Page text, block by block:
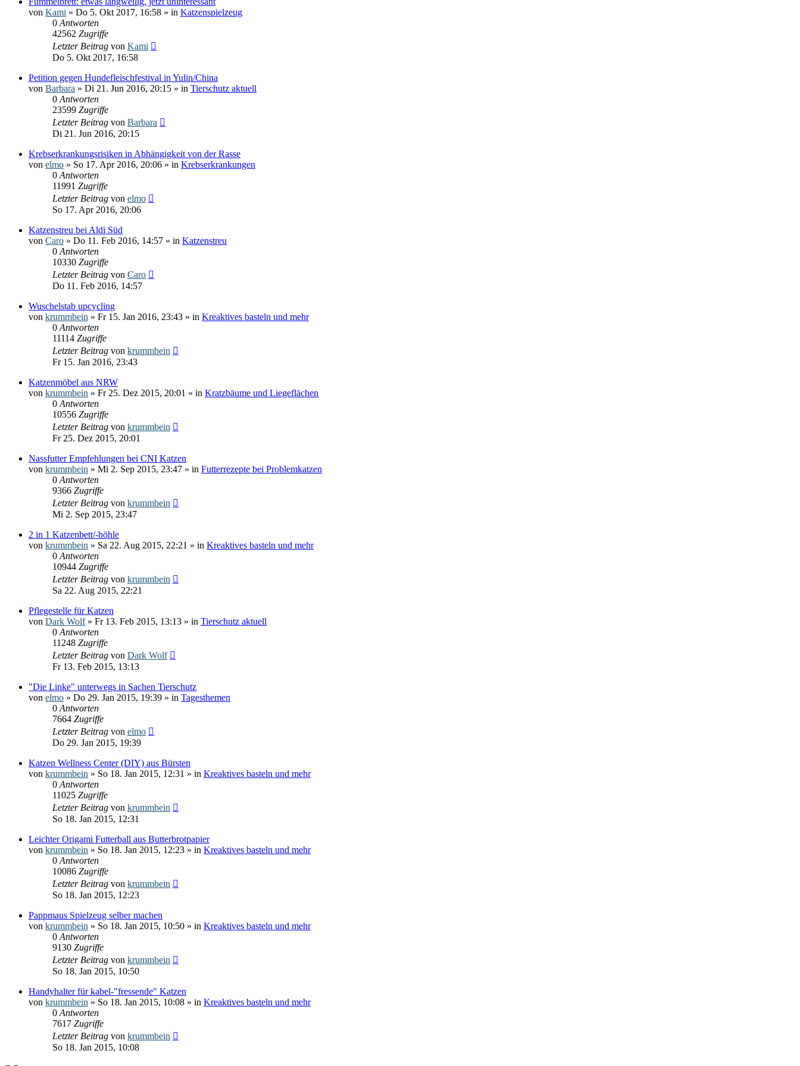
von Kami » Do 5. Okt 2017, 16:58 » in Katzenspielzeug
0 Antworten
42562 Zugriffe
Letzter Beitrag von Kami
Do 5. Okt 2017, 16:58
Petition gegen Hundefleischfestival in Yulin/China
von Barbara » Di 21. Jun 2016, 20:15 » in Tierschutz aktuell
0 Antworten
23599 Zugriffe
Letzter Beitrag von Barbara
Di 21. Jun 2016, 20:15
Krebserkrankungsrisiken in Abhängigkeit von der Rasse
von elmo » So 17. Apr 2016, 20:06 » in Krebserkrankungen
0 Antworten
11991 Zugriffe
Letzter Beitrag von elmo
So 17. Apr 2016, 20:06
Katzenstreu bei Aldi Süd
von Caro » Do 11. Feb 2016, 14:57 » in Katzenstreu
0 Antworten
10330 Zugriffe
Letzter Beitrag von Caro
Do 11. Feb 2016, 14:57
Wuschelstab upcycling
von krummbein » Fr 15. Jan 2016, 23:43 » in Kreaktives basteln und mehr
0 Antworten
11114 Zugriffe
Letzter Beitrag von krummbein
Fr 15. Jan 2016, 23:43
Katzenmöbel aus NRW
von krummbein » Fr 25. Dez 2015, 20:01 » in Kratzbäume und Liegeflächen
0 Antworten
10556 Zugriffe
Letzter Beitrag von krummbein
Fr 25. Dez 2015, 20:01
Nassfutter Empfehlungen bei CNI Katzen
von krummbein » Mi 2. Sep 2015, 23:47 » in Futterrezepte bei Problemkatzen
0 Antworten
9366 Zugriffe
Letzter Beitrag von krummbein
Mi 2. Sep 2015, 23:47
2 in 1 Katzenbett/-höhle
von krummbein » Sa 22. Aug 2015, 22:21 » in Kreaktives basteln und mehr
0 Antworten
10944 Zugriffe
Letzter Beitrag von krummbein
Sa 22. Aug 2015, 22:21
Pflegestelle für Katzen
von Dark Wolf» Fr 13. Feb 2015, 13:13 » in Tierschutz aktuell
0 Antworten
11248 Zugriffe
Letzter Beitrag von Dark Wolf
Fr 13. Feb 2015, 13:13
"Die Linke" unterwegs in Sachen Tierschutz
von elmo » Do 29. Jan 2015, 19:39 » in Tagesthemen
0 Antworten
7664 Zugriffe
Letzter Beitrag von elmo
Do 29. Jan 2015, 19:39
Katzen Wellness Center (DIY) aus Bürsten
von krummbein » So 18. Jan 2015, 12:31 » in Kreaktives basteln und mehr
0 Antworten
11025 Zugriffe
Letzter Beitrag von krummbein
So 18. Jan 2015, 12:31
Leichter Origami Futterball aus Butterbrotpapier
von krummbein » So 18. Jan 2015, 12:23 » in Kreaktives basteln und mehr
0 Antworten
10086 Zugriffe
Letzter Beitrag von krummbein
So 18. Jan 2015, 12:23
Pappmaus Spielzeug selber machen
von krummbein » So 18. Jan 2015, 10:50 » in Kreaktives basteln und mehr
0 Antworten
9130 Zugriffe
Letzter Beitrag von krummbein
So 18. Jan 2015, 10:50
Handyhalter für kabel-"fressende" Katzen
von krummbein » So 18. Jan 2015, 10:08 » in Kreaktives basteln und mehr
0 Antworten
7617 Zugriffe
Letzter Beitrag von krummbein
So 18. Jan 2015, 10:08